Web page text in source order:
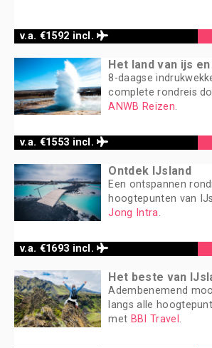
v.a. €1592 incl.
v.a. €1553 incl.
Het land van ijs
8-daagse
complete rondreis
ANWB Reizen.
v.a. €1693 incl.
Ontdek IJsland
Een ontspannen
hoogtepunten van
Jong Intra.
Het beste van
Adembenemend
langs alle
met BBI Travel.